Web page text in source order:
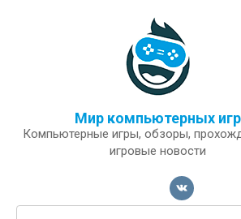
Мир компьютерных игр
Компьютерные игры, обзоры,
игровые новости
Поиск: